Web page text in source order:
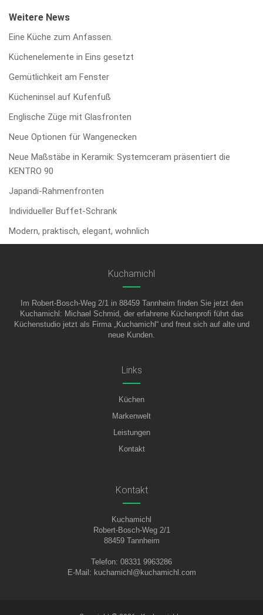
Weitere News
Eine Küche zum Anfassen.
Küchenelemente in Eins gesetzt
Gemütlichkeit am Fenster
Kücheninsel auf Kufenfuß
Englische Züge mit Glasfronten
Neue Optionen für Wangenecken
Neue Maßstäbe in Keramik: Systemceram präsentiert die
KENTRO 90
Japandi-Rahmenfronten
Individueller Buffet-Schrank
Modern, praktisch, elegant, wohnlich
Kuchamichl
Im Robert-Bosch-Weg 2/1 in 88459 Tannheim finden Sie jetzt den
Kuchamichl: Michael Schmid, der erfahrene Küchenprofi führt das
Küchenstudio jetzt als Firma „Kuchamichl“ und freut sich auf alte und
neue Kunden.
Links
Küchen
Markenwelt
Leistungen
Kontakt
Kontakt
Kuchamichl
Robert-Bosch-Weg 2/1
88459 Tannheim
Telefon: 08331 9963286
E-Mail: kuchamichl@kuchamichl.com